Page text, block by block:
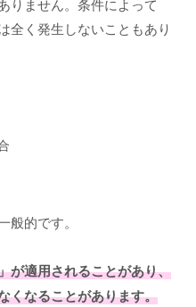
りません。条件によって
全く発生しないこともあり
的です。
が適用されることがあり、
くなることがあります。